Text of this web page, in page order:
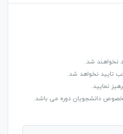
نخواهند شد.
تایید نخواهد شد.
نمایید.
دانشجویان دوره می باشد.